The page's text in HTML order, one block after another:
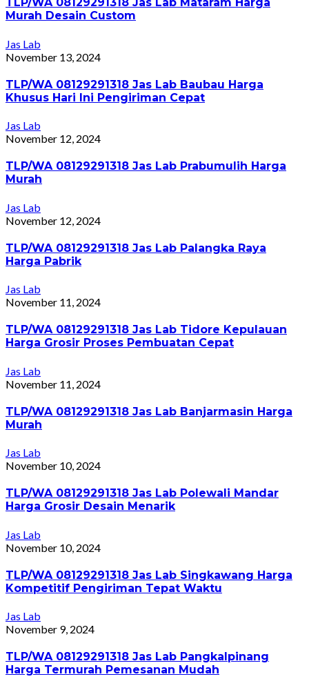
Murah Desain Custom
Jas Lab
November 13, 2024
TLP/WA 08129291318 Jas Lab Baubau Harga
Khusus Hari Ini Pengiriman Cepat
Jas Lab
November 12, 2024
TLP/WA 08129291318 Jas Lab Prabumulih Harga
Murah
Jas Lab
November 12, 2024
TLP/WA 08129291318 Jas Lab Palangka Raya
Harga Pabrik
Jas Lab
November 11, 2024
TLP/WA 08129291318 Jas Lab Tidore Kepulauan
Harga Grosir Proses Pembuatan Cepat
Jas Lab
November 11, 2024
TLP/WA 08129291318 Jas Lab Banjarmasin Harga
Murah
Jas Lab
November 10, 2024
TLP/WA 08129291318 Jas Lab Polewali Mandar
Harga Grosir Desain Menarik
Jas Lab
November 10, 2024
TLP/WA 08129291318 Jas Lab Singkawang Harga
Kompetitif Pengiriman Tepat Waktu
Jas Lab
November 9, 2024
TLP/WA 08129291318 Jas Lab Pangkalpinang
Harga Termurah Pemesanan Mudah